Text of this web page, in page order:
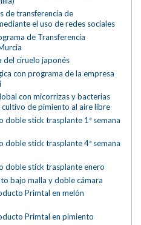
de transferencia de
el uso de redes sociales
de Transferencia
del ciruelo japonés
con programa de la empresa
con micorrizas y bacterias
de pimiento al aire libre
doble stick trasplante 1ª semana
doble stick trasplante 4ª semana
doble stick trasplante enero
bajo malla y doble cámara
Primtal en melón
Primtal en pimiento